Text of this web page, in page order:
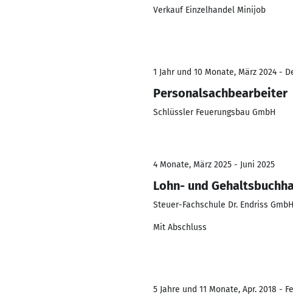
Verkauf Einzelhandel Minijob
1 Jahr und 10 Monate, März 2024 -
Personalsachbearbeiter
Schlüssler Feuerungsbau GmbH
4 Monate, März 2025 - Juni 2025
Lohn- und
Steuer-Fachschule Dr. Endriss
Mit Abschluss
5 Jahre und 11 Monate, Apr. 2018 -